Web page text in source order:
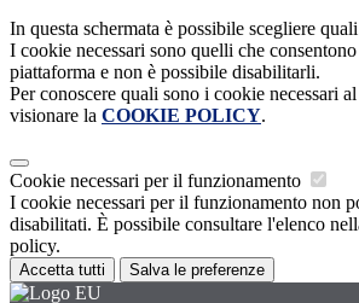
In questa schermata è possibile scegliere
I cookie necessari sono quelli che
piattaforma e non è possibile disabilitarli.
Per conoscere quali sono i cookie necessari
visionare la COOKIE POLICY.
Cookie necessari per il funzionamento
I cookie necessari per il funzionamento non
disabilitati. È possibile consultare l'elenco
policy.
Accetta tutti Salva le preferenze